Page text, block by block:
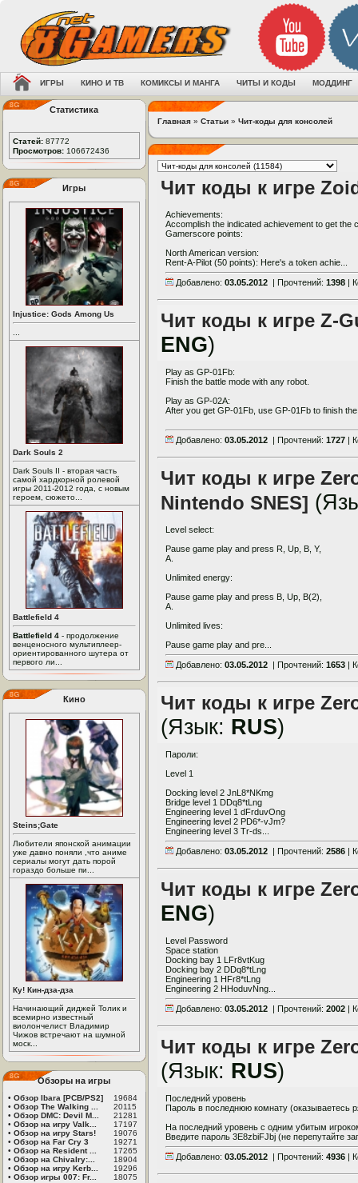
ИГРЫ КИНО И ТВ КОМИКСЫ И МАНГА ЧИТЫ И КОДЫ МОДДИНГ
Статистика
Статей: 87772
Просмотров: 106672436
Игры
Injustice: Gods Among Us
Dark Souls 2
Dark Souls II - вторая часть
самой хардкорной ролевой
игры 2011-2012 года, с новым
героем, сюжето...
Battlefield 4
Battlefield 4 - продолжение
венценосного мультиплеер-
ориентированного шутера от
первого ли...
Кино
Steins;Gate
Любители японской анимации
уже давно поняли ,что аниме
сериалы могут дать порой
гораздо больше пи...
Ку! Кин-дза-дза
Начинающий диджей Толик и
всемирно известный
виолончелист Владимир
Чижов встречают на шумной
моск...
Обзоры на игры
• Обзор Ibara [PCB/PS2]
19684
• Обзор The Walking ...
20115
• Обзор DMC: Devil M...
21281
• Обзор на игру Valk...
17197
• Обзор на игру Stars!
19076
• Обзор на Far Cry 3
19271
• Обзор на Resident ...
17265
• Обзор на Chivalry:...
18904
• Обзор на игру Kerb...
19296
• Обзор игры 007: Fr... 18075
Главная » Статьи » Чит-коды для консолей
Чит коды к игре
Achievements:
Accomplish the indicated achievement to get the
Gamerscore points:
North American version:
Rent-A-Pilot (50 points): Here's a token achie...
Добавлено: 03.05.2012 | Прочтений: 1398 |
Чит коды к игре Z-
ENG)
Play as GP-01Fb:
Finish the battle mode with any robot.
Play as GP-02A:
After you get GP-01Fb, use GP-01Fb to finish
Добавлено: 03.05.2012 | Прочтений: 1727 |
Чит коды к игре
Nintendo SNES]
Level select:
Pause game play and press R, Up, B, Y,
A.
Unlimited energy:
Pause game play and press B, Up, B(2),
A.
Unlimited lives:
Pause game play and pre...
Добавлено: 03.05.2012 | Прочтений: 1653 |
Чит коды к игре
(Язык: RUS)
Пароли:
Level 1
Docking level 2 JnL8*NKmg
Bridge level 1 DDq8*tLng
Engineering level 1 dFrduvOng
Engineering level 2 PD6*-vJm?
Engineering level 3 Tr-ds...
Добавлено: 03.05.2012 | Прочтений: 2586 |
Чит коды к игре
ENG)
Level Password
Space station
Docking bay 1 LFr8vtKug
Docking bay 2 DDq8*tLng
Engineering 1 HFr8*tLng
Engineering 2 HHoduvNng...
Добавлено: 03.05.2012 | Прочтений: 2002 |
Чит коды к игре
(Язык: RUS)
Последний уровень
Пароль в последнюю комнату (оказываетесь
На последний уровень с одним убитым
Введите пароль 3E8zbiFJbj (не перепутайте
Добавлено: 03.05.2012 | Прочтений: 4936 |